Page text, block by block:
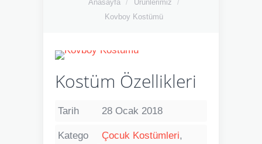
Anasayfa / Ürünlerimiz
/
Kovboy Kostümü
Kostüm Özellikleri
Tarih 28 Ocak 2018
Katego
Çocuk Kostümleri,